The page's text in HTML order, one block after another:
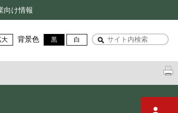
向け情報
大 背景色 黒 白